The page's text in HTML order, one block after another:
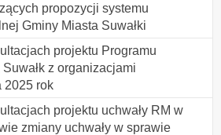
propozycji systemu
Gminy Miasta Suwałki
projektu Programu
z organizacjami
2025 rok
projektu uchwały RM w
zmiany uchwały w sprawie